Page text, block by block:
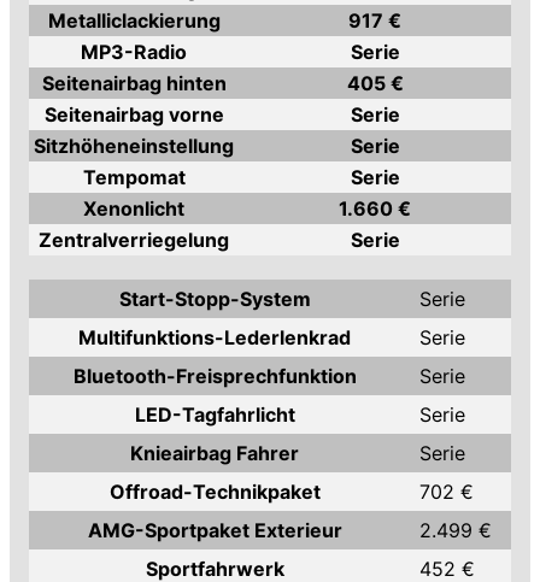
Metalliclackierung
917 €
MP3-Radio
Serie
Seitenairbag hinten
405 €
Seitenairbag vorne
Serie
Sitzhöheneinstellung
Serie
Tempomat
Serie
Xenonlicht
1.660 €
Zentralverriegelung
Serie
Start-Stopp-System
Serie
Multifunktions-Lederlenkrad
Serie
Bluetooth-Freisprechfunktion
Serie
LED-Tagfahrlicht
Serie
Knieairbag Fahrer
Serie
Offroad-Technikpaket
702 €
AMG-Sportpaket Exterieur
2.499 €
Sportfahrwerk
452 €